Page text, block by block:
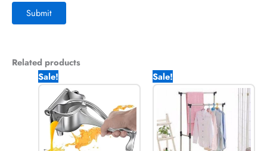
Related products
Sale!
price
was:
1,490.00৳ .
price
770.00৳ .
Sale!
price
was:
2,150.00৳ .
price
is: